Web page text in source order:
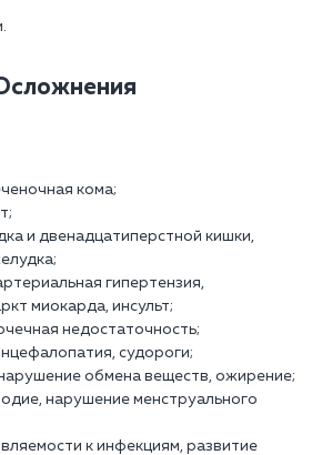
кома;
и двенадцатиперстной кишки,
гипертензия,
миокарда, инсульт;
недостаточность;
судороги;
обмена веществ, ожирение;
нарушение менструального
к инфекциям, развитие